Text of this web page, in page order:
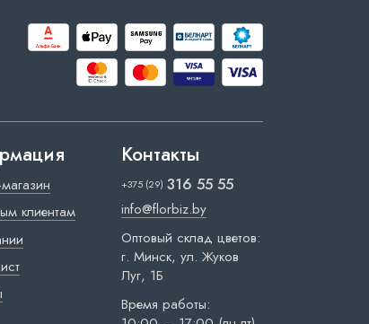
клиентам
Контакты
+375 (29) 316 55 55
info@florbiz.by
Оптовый склад цветов:
г. Минск, ул. Жуков
Луг, 1Б
Время работы: